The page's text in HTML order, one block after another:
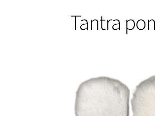
Tantra